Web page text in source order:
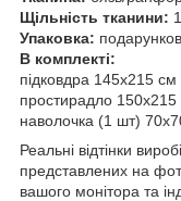
Щільність тканини:
Упаковка:
В комплекті:
підковдра 145x215 см
простирадло 150x215
наволочка (1 шт)
Реальні відтінки
представлених на
вашого монітора та